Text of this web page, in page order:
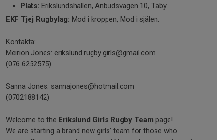
Plats: Erikslundshallen, Anbudsvägen 10, Täby
EKF Tjej Rugbylag: Mod i kroppen, Mod i själen.
Kontakta:
Meirion Jones: erikslund.rugby.girls@gmail.com
(076 6252575)
Sanna Jones: sannajones@hotmail.com
(0702188142)
Welcome to the Erikslund Girls Rugby Team page!
We are starting a brand new girls’ team for those who